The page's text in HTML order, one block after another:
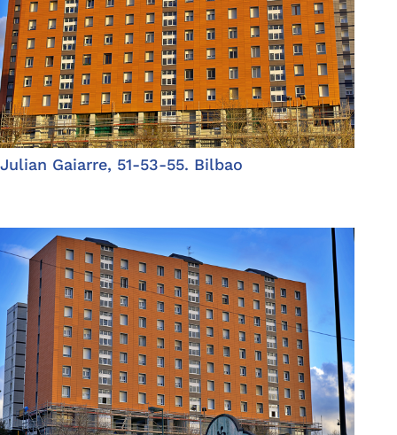
Julian Gaiarre, 51-53-55. Bilbao